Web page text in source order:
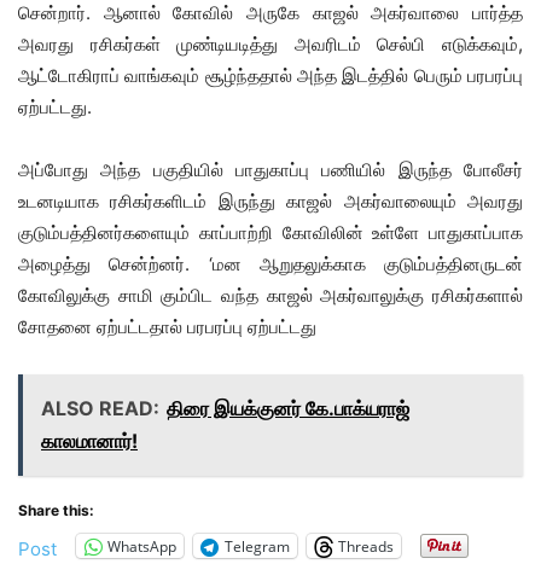
சென்றார். ஆனால் கோவில் அருகே காஜல் அகர்வாலை பார்த்த
அவரது ரசிகர்கள் முண்டியடித்து அவரிடம் செல்பி எடுக்கவும்,
ஆட்டோகிராப் வாங்கவும் சூழ்ந்ததால் அந்த இடத்தில் பெரும் பரபரப்பு
ஏற்பட்டது.
அப்போது அந்த பகுதியில் பாதுகாப்பு பணியில் இருந்த போலீசர்
உடனடியாக ரசிகர்களிடம் இருந்து காஜல் அகர்வாலையும் அவரது
குடும்பத்தினர்களையும் காப்பாற்றி கோவிலின் உள்ளே பாதுகாப்பாக
அழைத்து சென்ற்னர். ‘மன ஆறுதலுக்காக குடும்பத்தினருடன்
கோவிலுக்கு சாமி கும்பிட வந்த காஜல் அகர்வாலுக்கு ரசிகர்களால்
சோதனை ஏற்பட்டதால் பரபரப்பு ஏற்பட்டது
ALSO READ: திரை இயக்குனர் கே.பாக்யராஜ்
காலமானார்!
Share this:
Post WhatsApp Telegram
Threads